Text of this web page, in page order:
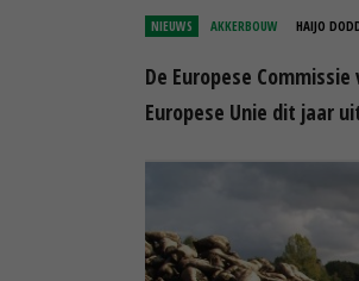
NIEUWS AKKERBOUW HAIJO
De Europese
Europese Unie dit jaar